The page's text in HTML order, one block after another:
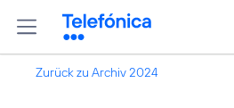
Zurück zu Archiv 2024